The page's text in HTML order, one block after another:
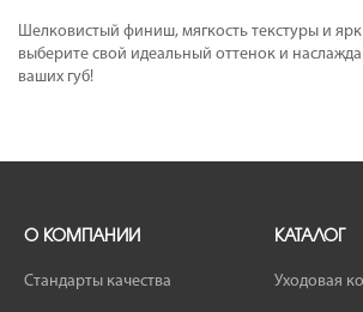
Шелковистый финиш, мягкость текстуры и
выберите свой идеальный оттенок и
ваших губ!
О КОМПАНИИ
Стандарты качества
КАТАЛОГ
Уходовая